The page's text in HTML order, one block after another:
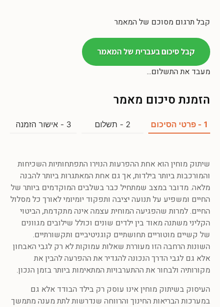
קבל תרגום מסוכם של המאמר
קבל סיכום בעברית של המאמר
מעבד את התשלום...
הזמנת סיכום מאמר
1 - פרטי הסיכום 2 - תשלום 3 - אישור הזמנה
שיתוק מוחין הוא אחת ההפרעות הנוירו התפתחותיות השכיחות
והמורכבות ביותר בילדות, אך גם אחת המאתגרות ביותר להבנה
מלאה. מדובר במצב שמתחיל כבר בשלבים המוקדמים ביותר של
החיים ומשפיע על תנועה יציבה ותפקוד יומיומי לאורך כל מסלול
החיים. למרות שהפגיעה המוחית עצמה אינה מתקדמת, הביטוי
הקליני משתנה מאוד בין ילדים שונים וכולל שילובים מגוונים
של קשיים מוטוריים תחושתיים קוגניטיביים ותקשורתיים.
השונות הרחבה הזו מעוררת שאלות עמוקות לא רק לגבי האבחון
אלא גם לגבי הדרך הנכונה להגדיר את ההפרעה להבין את
מקורותיה ולבחור את ההתערבויות המתאימות ביותר בזמן הנכון.
העיסוק בשיתוק מוחין אינו עוסק רק בילד הבודד אלא גם
במערכות הבריאות החינוך והרווחה שנדרשות לתת מענה מתמשך